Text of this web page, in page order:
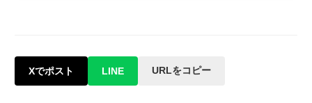
Xでポスト LINE URLをコピー